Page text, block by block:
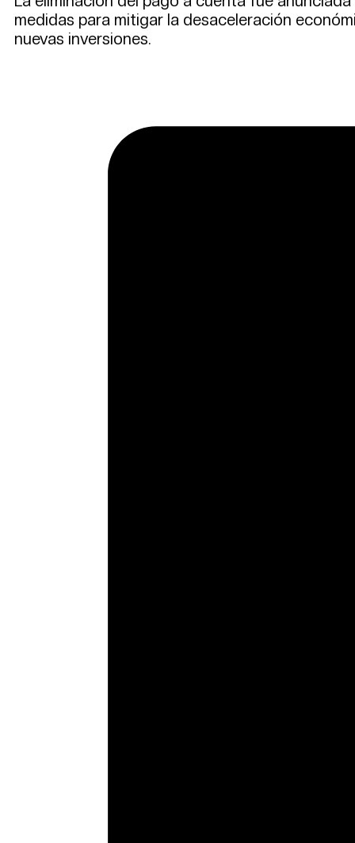
medidas para mitigar la desaceleración
nuevas inversiones.